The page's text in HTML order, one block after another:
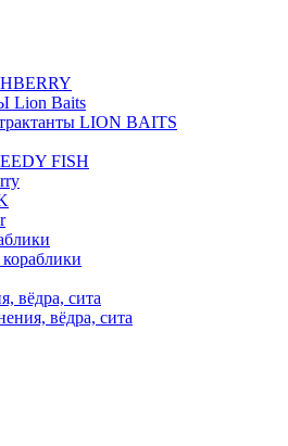
Baits
LION BAITS
FISH
вёдра, сита
вёдра, сита